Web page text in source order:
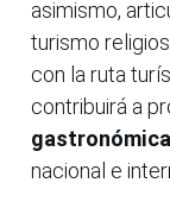
asimismo,
turismo
con la ruta
contribuirá a
nacional e